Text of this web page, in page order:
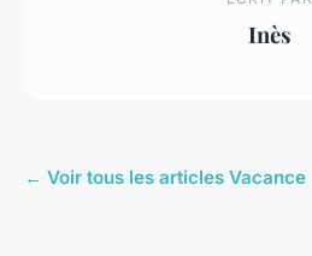
Inès
← Voir tous les articles Vacance